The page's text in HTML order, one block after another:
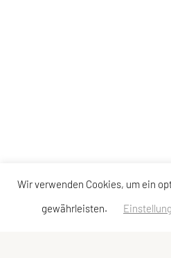
Wir verwenden Cookies, um ein
gewährleisten.